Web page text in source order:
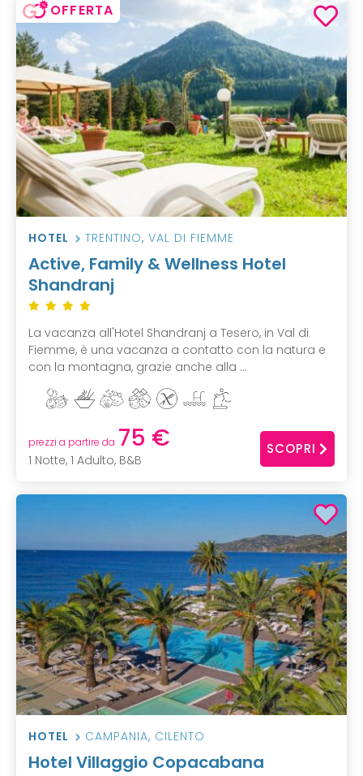
OFFERTA
HOTEL TRENTINO, VAL DI FIEMME
Active, Family & Wellness Hotel
Shandranj
La vacanza all'Hotel Shandranj a Tesero, in Val di
Fiemme, è una vacanza a contatto con la natura e
con la montagna, grazie anche alla ...
prezzi a partire da 75 €
1 Notte, 1 Adulto, B&B
SCOPRI
HOTEL CAMPANIA, CILENTO
Hotel Villaggio Copacabana